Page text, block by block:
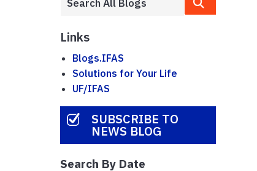
Links
Blogs.IFAS
Solutions for Your Life
UF/IFAS
SUBSCRIBE TO
NEWS BLOG
Search By Date